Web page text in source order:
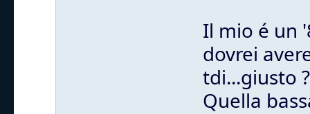
Il mio é un
dovrei
tdi...giusto ?
Quella